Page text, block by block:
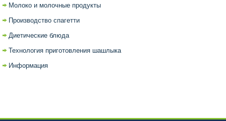
Молоко и молочные продукты
Производство спагетти
Диетические блюда
Технология приготовления шашлыка
Информация